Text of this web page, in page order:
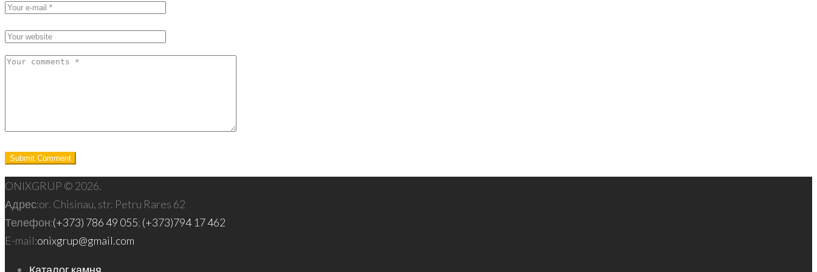
ONIXGRUP © 2026.
Адрес:or. Chisinau, str. Petru Rares 62
Телефон:(+373) 786 49 055; (+373)794 17 462
E-mail:onixgrup@gmail.com